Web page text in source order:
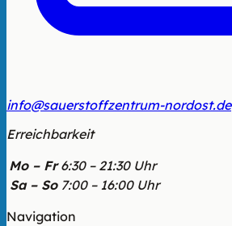
info@sauerstoffzentrum-nordost.de
Erreichbarkeit
Mo – Fr 6:30 – 21:30 Uhr
Sa – So 7:00 – 16:00 Uhr
Navigation